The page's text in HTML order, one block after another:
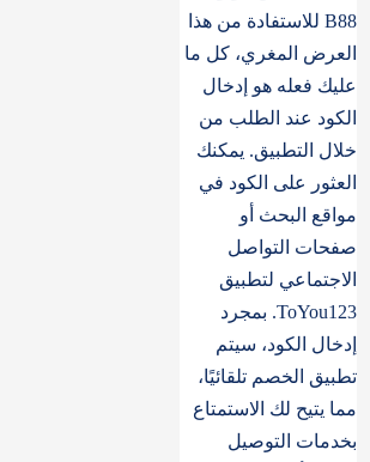
B88 للاستفادة من هذا
العرض المغري، كل ما
عليك فعله هو إدخال
الكود عند الطلب من
خلال التطبيق. يمكنك
العثور على الكود في
مواقع البحث أو
صفحات التواصل
الاجتماعي لتطبيق
ToYou123. بمجرد
إدخال الكود، سيتم
تطبيق الخصم تلقائيًا،
مما يتيح لك الاستمتاع
بخدمات التوصيل